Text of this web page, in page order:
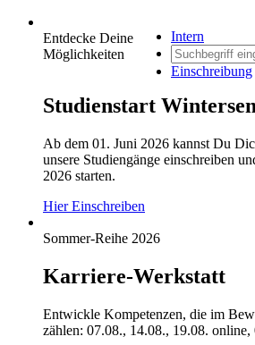
Intern
Einschreibung
Entdecke Deine
Möglichkeiten
Studienstart
Ab dem 01. Juni 2026 kannst Du
unsere Studiengänge einschreiben
2026 starten.
Hier Einschreiben
Sommer-Reihe 2026
Karriere-Werkstatt
Entwickle Kompetenzen, die im
zählen: 07.08., 14.08., 19.08. online,